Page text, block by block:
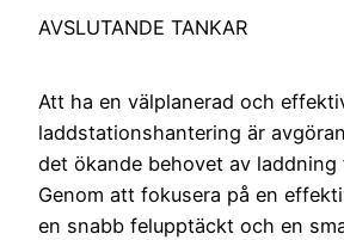
AVSLUTANDE TANKAR
Att ha en välplanerad och
laddstationshantering är
det ökande behovet av laddning
Genom att fokusera på en
en snabb felupptäckt och en